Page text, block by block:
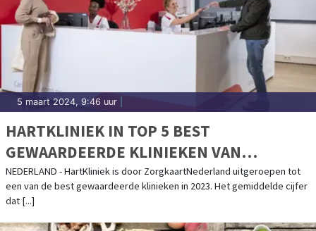
5 maart 2024, 9:46 uur
HARTKLINIEK IN TOP 5 BEST
GEWAARDEERDE KLINIEKEN VAN
ZORGKAARTNEDERLAND
NEDERLAND - HartKliniek is door ZorgkaartNederland uitgeroepen tot
een van de best gewaardeerde klinieken in 2023. Het gemiddelde cijfer
dat [...]